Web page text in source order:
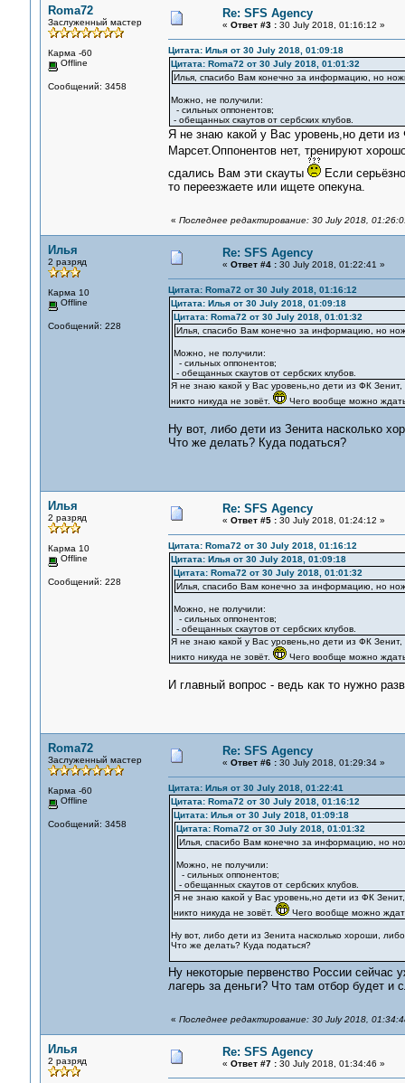
Roma72
Заслуженный мастер
Карма -60
Offline
Сообщений: 3458
Re: SFS Agency
« Ответ #3 :30 July 2018, 01:16:12 »
Цитата: Илья от 30 July 2018, 01:09:18
Цитата: Roma72 от 30 July 2018, 01:01:32
Илья, спасибо Вам конечно за информацию, но
Можно, не получили:
- сильных оппонентов;
- обещанных скаутов от сербских клубов.
Я не знаю какой у Вас уровень,но дети
Марсет.Оппонентов нет, тренируют
сдались Вам эти скауты
Если
то переезжаете или ищете опекуна.
« Последнее редактирование: 30 July 2018,
Илья
2 разряд
Карма 10
Offline
Сообщений: 228
Re: SFS Agency
« Ответ #4 :30 July 2018, 01:22:41 »
Цитата: Roma72 от 30 July 2018, 01:16:12
Цитата: Илья от 30 July 2018, 01:09:18
Цитата: Roma72 от 30 July 2018, 01:01:32
Илья, спасибо Вам конечно за информацию, но
Можно, не получили:
- сильных оппонентов;
- обещанных скаутов от сербских клубов.
Я не знаю какой у Вас уровень,но дети из ФК
никто никуда не зовёт.
Чего вообще можно
Ну вот, либо дети из Зенита насколько
Что же делать? Куда податься?
Илья
2 разряд
Карма 10
Offline
Сообщений: 228
Re: SFS Agency
« Ответ #5 :30 July 2018, 01:24:12 »
Цитата: Roma72 от 30 July 2018, 01:16:12
Цитата: Илья от 30 July 2018, 01:09:18
Цитата: Roma72 от 30 July 2018, 01:01:32
Илья, спасибо Вам конечно за информацию, но
Можно, не получили:
- сильных оппонентов;
- обещанных скаутов от сербских клубов.
Я не знаю какой у Вас уровень,но дети из ФК
никто никуда не зовёт.
Чего вообще можно
И главный вопрос - ведь как то нужно
Roma72
Заслуженный мастер
Карма -60
Offline
Сообщений: 3458
Re: SFS Agency
« Ответ #6 :30 July 2018, 01:29:34 »
Цитата: Илья от 30 July 2018, 01:22:41
Цитата: Roma72 от 30 July 2018, 01:16:12
Цитата: Илья от 30 July 2018, 01:09:18
Цитата: Roma72 от 30 July 2018, 01:01:32
Илья, спасибо Вам конечно за информацию, но
Можно, не получили:
- сильных оппонентов;
- обещанных скаутов от сербских клубов.
Я не знаю какой у Вас уровень,но дети из ФК
никто никуда не зовёт.
Чего вообще можно
Ну вот, либо дети из Зенита насколько хороши,
Что же делать? Куда податься?
Ну некоторые первенство России сейчас
лагерь за деньги? Что там отбор будет и
« Последнее редактирование: 30 July 2018,
Илья
2 разряд
Re: SFS Agency
« Ответ #7 :30 July 2018, 01:34:46 »